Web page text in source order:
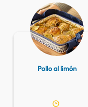
Pollo al limón